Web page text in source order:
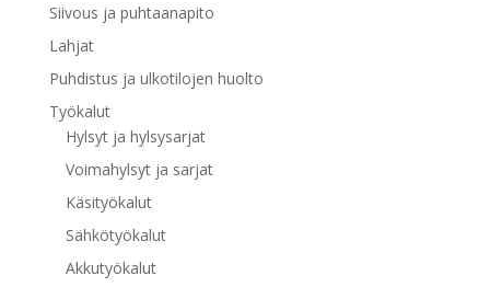
Siivous ja puhtaanapito
Lahjat
Puhdistus ja ulkotilojen huolto
Työkalut
Hylsyt ja hylsysarjat
Voimahylsyt ja sarjat
Käsityökalut
Sähkötyökalut
Akkutyökalut